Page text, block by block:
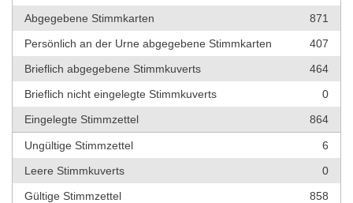
Abgegebene Stimmkarten
871
Persönlich an der Urne abgegebene Stimmkarten
407
Brieflich abgegebene Stimmkuverts
464
Brieflich nicht eingelegte Stimmkuverts
0
Eingelegte Stimmzettel
864
Ungültige Stimmzettel
6
Leere Stimmkuverts
0
Gültige Stimmzettel
858